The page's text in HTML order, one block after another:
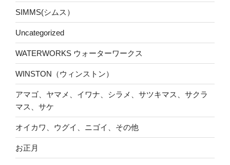
SIMMS(シムス）
Uncategorized
WATERWORKS ウォーターワークス
WINSTON（ウィンストン）
アマゴ、ヤマメ、イワナ、シラメ、サツキマス、サクラ
マス、サケ
オイカワ、ウグイ、ニゴイ、その他
お正月